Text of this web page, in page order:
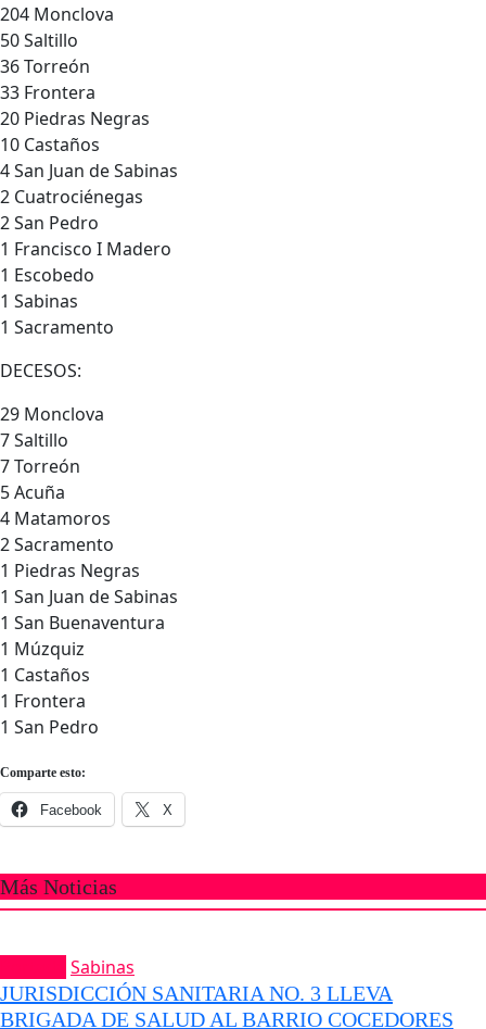
204 Monclova
50 Saltillo
36 Torreón
33 Frontera
20 Piedras Negras
10 Castaños
4 San Juan de Sabinas
2 Cuatrociénegas
2 San Pedro
1 Francisco I Madero
1 Escobedo
1 Sabinas
1 Sacramento
DECESOS:
29 Monclova
7 Saltillo
7 Torreón
5 Acuña
4 Matamoros
2 Sacramento
1 Piedras Negras
1 San Juan de Sabinas
1 San Buenaventura
1 Múzquiz
1 Castaños
1 Frontera
1 San Pedro
Comparte esto:
Facebook X
Más Noticias
Sabinas
JURISDICCIÓN SANITARIA NO. 3 LLEVA
BRIGADA DE SALUD AL BARRIO COCEDORES